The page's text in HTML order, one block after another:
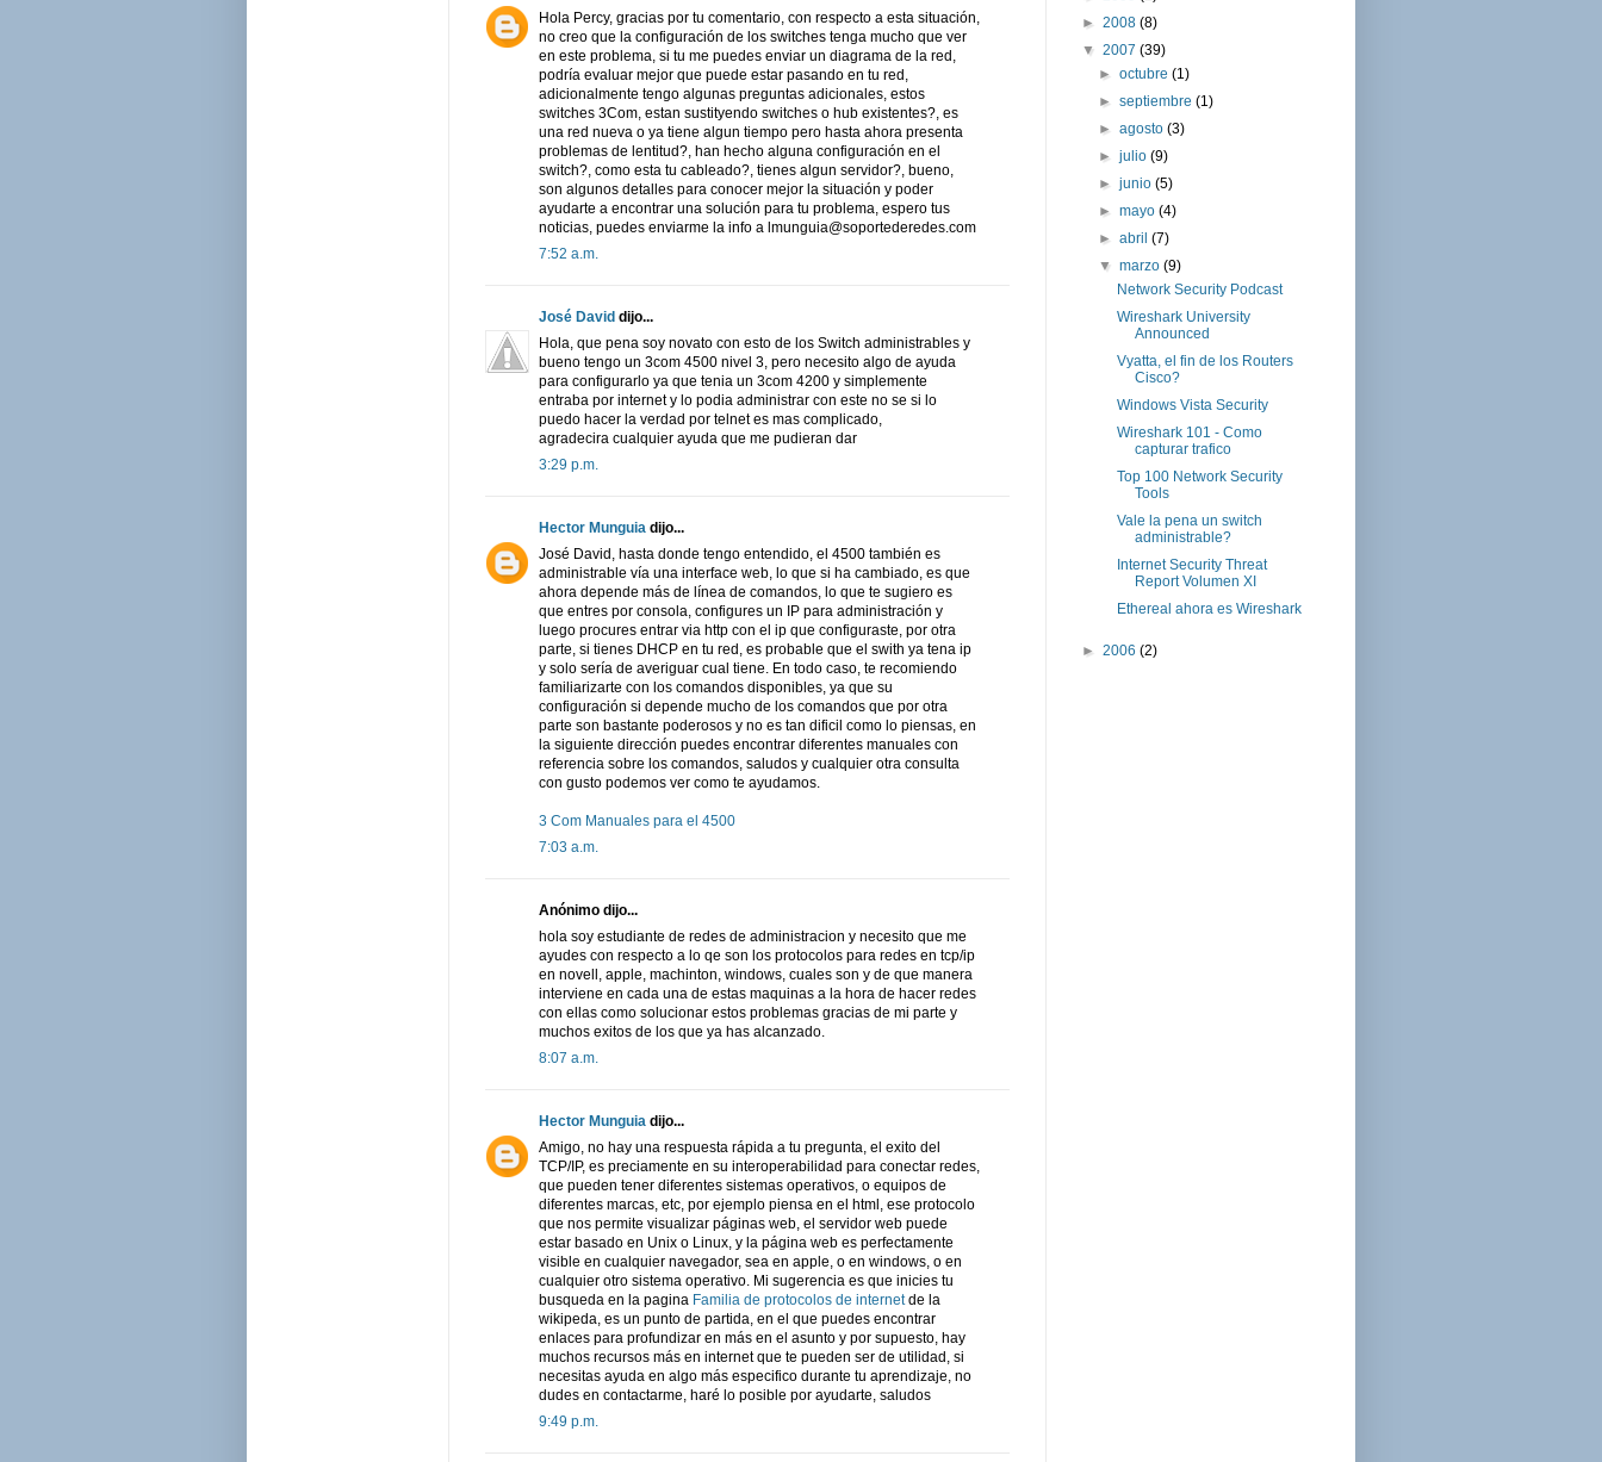
Hola Percy, gracias por tu comentario, con respecto a esta situación,
no creo que la configuración de los switches tenga mucho que ver
en este problema, si tu me puedes enviar un diagrama de la red,
podría evaluar mejor que puede estar pasando en tu red,
adicionalmente tengo algunas preguntas adicionales, estos
switches 3Com, estan sustityendo switches o hub existentes?, es
una red nueva o ya tiene algun tiempo pero hasta ahora presenta
problemas de lentitud?, han hecho alguna configuración en el
switch?, como esta tu cableado?, tienes algun servidor?, bueno,
son algunos detalles para conocer mejor la situación y poder
ayudarte a encontrar una solución para tu problema, espero tus
noticias, puedes enviarme la info a lmunguia@soportederedes.com
7:52 a.m.
José David dijo...
Hola, que pena soy novato con esto de los Switch administrables y
bueno tengo un 3com 4500 nivel 3, pero necesito algo de ayuda
para configurarlo ya que tenia un 3com 4200 y simplemente
entraba por internet y lo podia administrar con este no se si lo
puedo hacer la verdad por telnet es mas complicado,
agradecira cualquier ayuda que me pudieran dar
3:29 p.m.
Hector Munguia dijo...
José David, hasta donde tengo entendido, el 4500 también es
administrable vía una interface web, lo que si ha cambiado, es que
ahora depende más de línea de comandos, lo que te sugiero es
que entres por consola, configures un IP para administración y
luego procures entrar via http con el ip que configuraste, por otra
parte, si tienes DHCP en tu red, es probable que el swith ya tena ip
y solo sería de averiguar cual tiene. En todo caso, te recomiendo
familiarizarte con los comandos disponibles, ya que su
configuración si depende mucho de los comandos que por otra
parte son bastante poderosos y no es tan dificil como lo piensas, en
la siguiente dirección puedes encontrar diferentes manuales con
referencia sobre los comandos, saludos y cualquier otra consulta
con gusto podemos ver como te ayudamos.
3 Com Manuales para el 4500
7:03 a.m.
Anónimo dijo...
hola soy estudiante de redes de administracion y necesito que me
ayudes con respecto a lo qe son los protocolos para redes en tcp/ip
en novell, apple, machinton, windows, cuales son y de que manera
interviene en cada una de estas maquinas a la hora de hacer redes
con ellas como solucionar estos problemas gracias de mi parte y
muchos exitos de los que ya has alcanzado.
8:07 a.m.
Hector Munguia dijo...
Amigo, no hay una respuesta rápida a tu pregunta, el exito del
TCP/IP, es preciamente en su interoperabilidad para conectar redes,
que pueden tener diferentes sistemas operativos, o equipos de
diferentes marcas, etc, por ejemplo piensa en el html, ese protocolo
que nos permite visualizar páginas web, el servidor web puede
estar basado en Unix o Linux, y la página web es perfectamente
visible en cualquier navegador, sea en apple, o en windows, o en
cualquier otro sistema operativo. Mi sugerencia es que inicies tu
busqueda en la pagina Familia de protocolos de internetde la
wikipeda, es un punto de partida, en el que puedes encontrar
enlaces para profundizar en más en el asunto y por supuesto, hay
muchos recursos más en internet que te pueden ser de utilidad, si
necesitas ayuda en algo más especifico durante tu aprendizaje, no
dudes en contactarme, haré lo posible por ayudarte, saludos
9:49 p.m.
► 2008 (8)
▼ 2007 (39)
►octubre(1)
►septiembre(1)
►agosto(3)
►julio(9)
►junio(5)
►mayo(4)
►abril(7)
▼marzo(9)
Network Security Podcast
Wireshark University
Announced
Vyatta, el fin de los Routers
Cisco?
Windows Vista Security
Wireshark 101 - Como
capturar trafico
Top 100 Network Security
Tools
Vale la pena un switch
administrable?
Internet Security Threat
Report Volumen XI
Ethereal ahora es Wireshark
► 2006 (2)